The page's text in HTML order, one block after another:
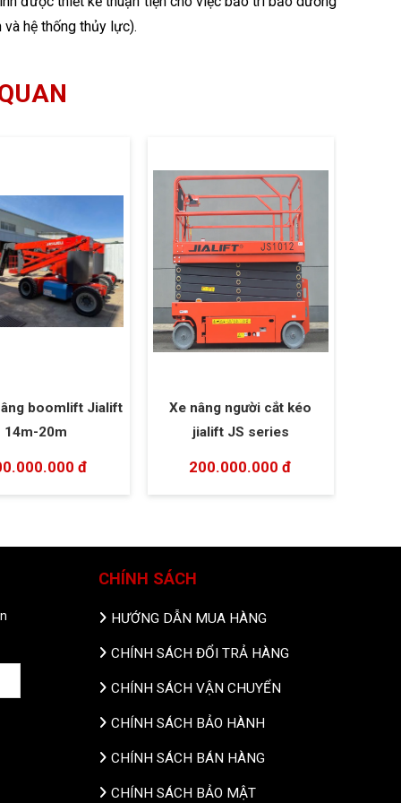
hệ thống thủy lực).
boomlift Jialift
14m-20m
đ
Xe nâng người cắt kéo
jialift JS series
200.000.000 đ
CHÍNH SÁCH
HƯỚNG DẪN MUA HÀNG
CHÍNH SÁCH ĐỔI TRẢ HÀNG
CHÍNH SÁCH VẬN CHUYỂN
CHÍNH SÁCH BẢO HÀNH
CHÍNH SÁCH BÁN HÀNG
CHÍNH SÁCH BẢO MẬT